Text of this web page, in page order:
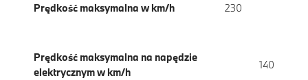
Prędkość maksymalna w km/h 230
Prędkość maksymalna na napędzie
elektrycznym w km/h
140